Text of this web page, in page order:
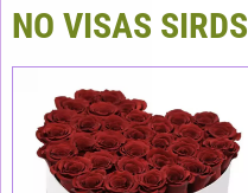
NO VISAS SIRDS